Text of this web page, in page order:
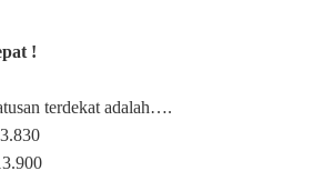
!
terdekat adalah….